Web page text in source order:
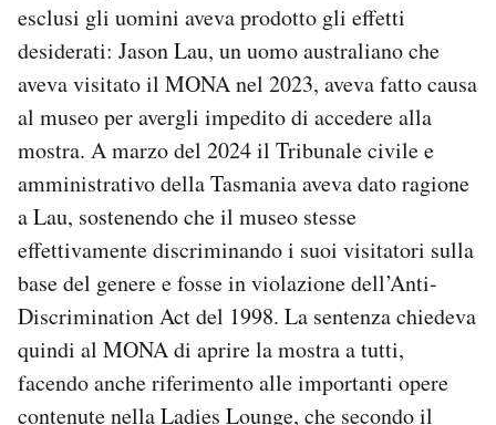
esclusi gli uomini aveva prodotto gli effetti
desiderati: Jason Lau, un uomo australiano che
aveva visitato il MONA nel 2023, aveva fatto causa
al museo per avergli impedito di accedere alla
mostra. A marzo del 2024 il Tribunale civile e
amministrativo della Tasmania aveva dato ragione
a Lau, sostenendo che il museo stesse
effettivamente discriminando i suoi visitatori sulla
base del genere e fosse in violazione dell’Anti-
Discrimination Act del 1998. La sentenza chiedeva
quindi al MONA di aprire la mostra a tutti,
facendo anche riferimento alle importanti opere
contenute nella Ladies Lounge, che secondo il